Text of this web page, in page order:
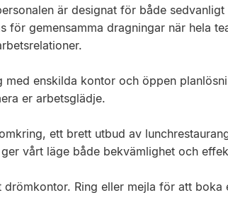
är designat för både
för gemensamma dragningar när hela
med enskilda kontor och öppen
er arbetsglädje.
ett brett utbud av
vårt läge både bekvämlighet och
drömkontor. Ring eller mejla för att